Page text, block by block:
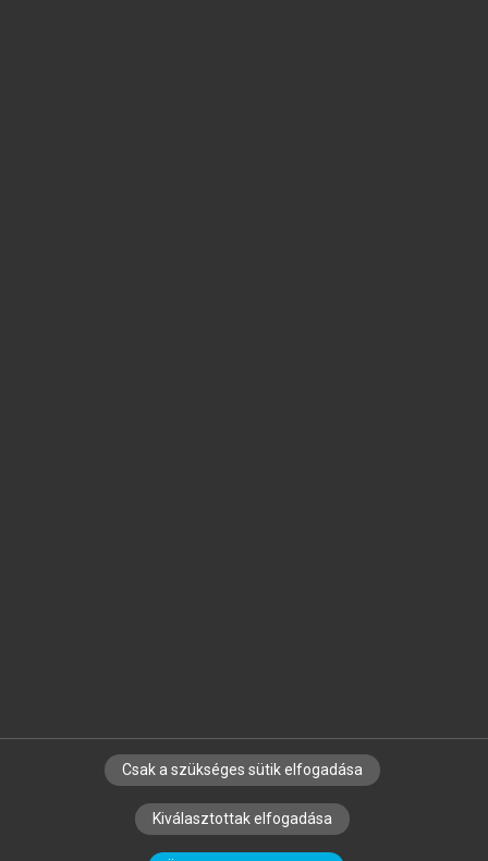
SZERZŐKNEK CÉGEKNEK KÖNYVTÁROSOKNAK
SZERKESZTÉSI ÉS LEKTORÁLÁSI ALAPELVEK
Csak a szükséges sütik elfogadása
Kiválasztottak elfogadása